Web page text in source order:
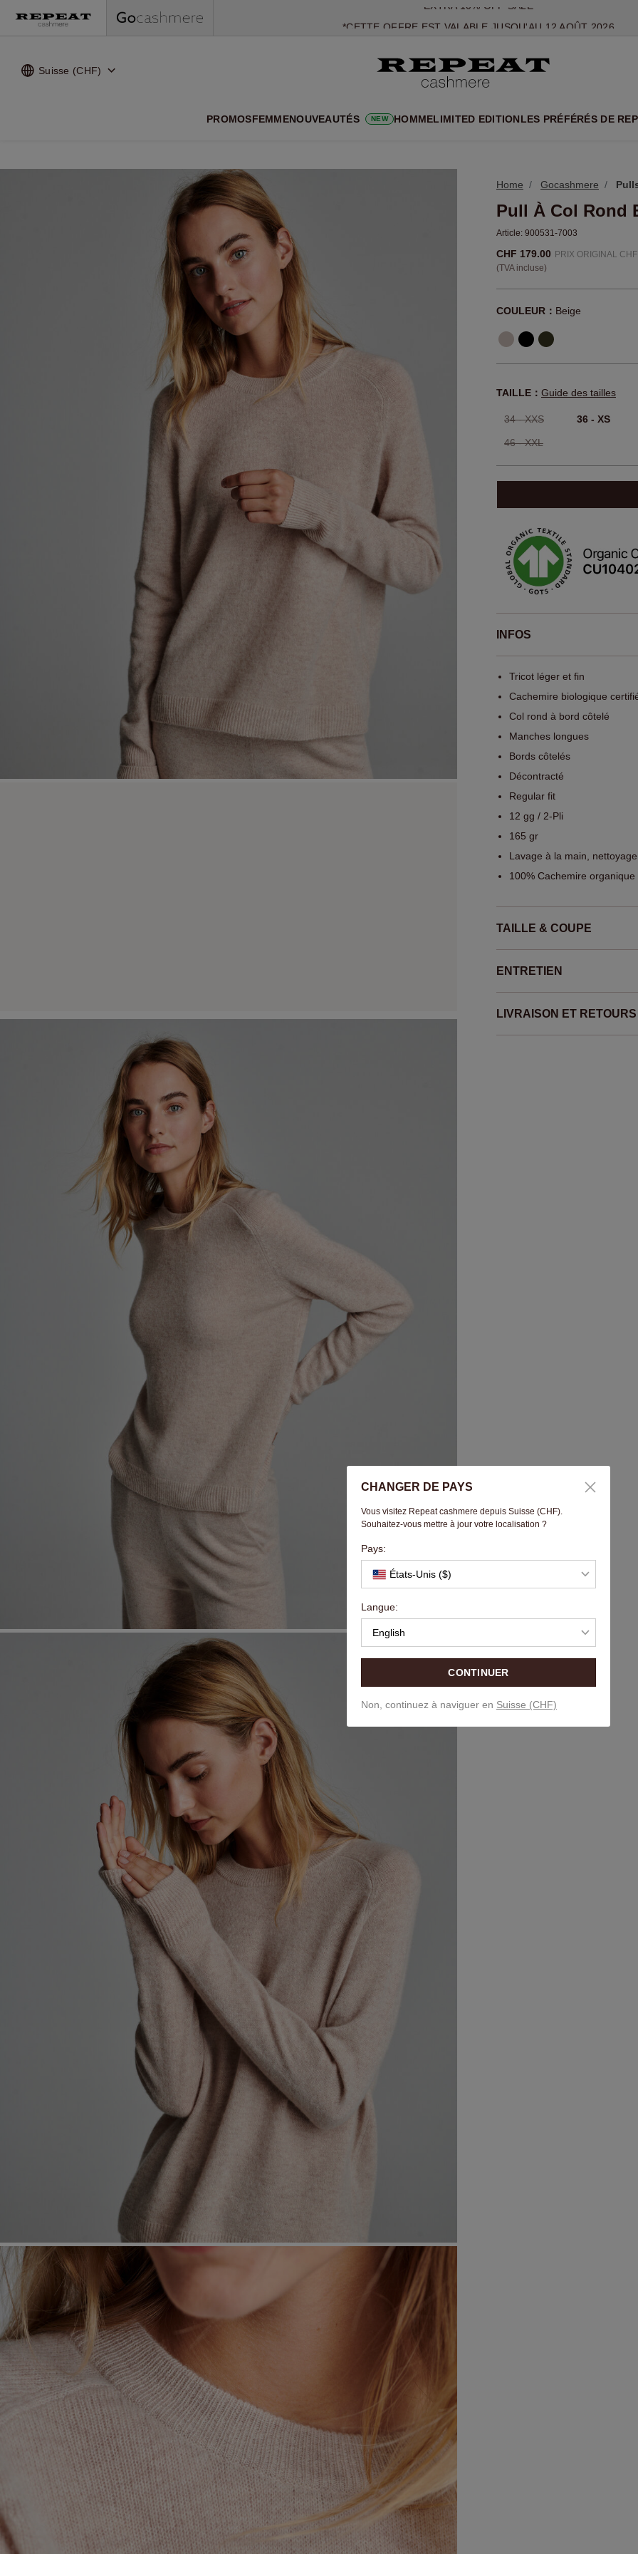
*NON VALABLE SUR LIMITED EDITION
*EXCEPTIONS PEUVENT S'APPLIQUER
NOUVEAUTÉS EN CACHEMIRE
EXTRA 10% OFF SALE
Suisse (CHF)
PROMOSFEMMENOUVEAUTÉS NEW HOMMELIMITED EDITIONLES PRÉFÉRÉS DE
Home Gocashmere
Pull À Col Rond
Article: 900531-7003
CHF 179.00 PRIX ORIGINAL
(TVA incluse)
COULEUR： Beige
TAILLE： Guide des tailles
34 - XXS 36 - XS
46 - XXL
INFOS
Tricot léger et fin
Cachemire biologique
Col rond à bord côtelé
Manches longues
Bords côtelés
Décontracté
Regular fit
12 gg / 2-Pli
165 gr
Lavage à la main,
100% Cachemire organique
TAILLE & COUPE
ENTRETIEN
LIVRAISON ET RETOURS
CHANGER DE PAYS
Vous visitez Repeat cashmere depuis Suisse (CHF).
Souhaitez-vous mettre à jour votre localisation ?
Pays:
États-Unis ($)
Langue:
English
CONTINUER
Non, continuez à naviguer en Suisse (CHF)